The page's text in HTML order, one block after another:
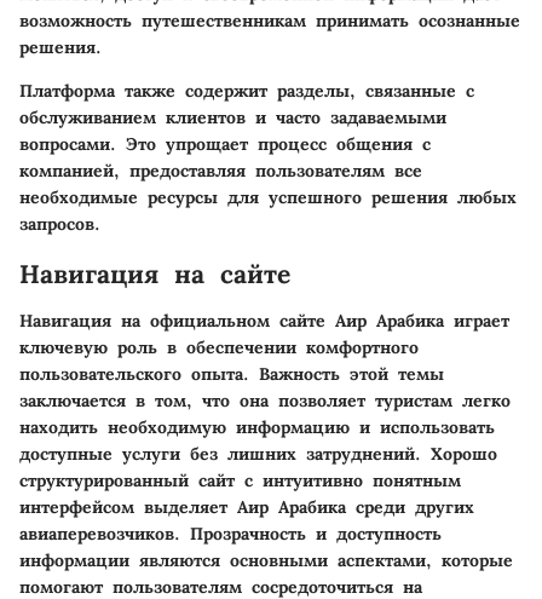
возможность путешественникам принимать осознанные
решения.
Платформа также содержит разделы, связанные с
обслуживанием клиентов и часто задаваемыми
вопросами. Это упрощает процесс общения с
компанией, предоставляя пользователям все
необходимые ресурсы для успешного решения любых
запросов.
Навигация на сайте
Навигация на официальном сайте Аир Арабика играет
ключевую роль в обеспечении комфортного
пользовательского опыта. Важность этой темы
заключается в том, что она позволяет туристам легко
находить необходимую информацию и использовать
доступные услуги без лишних затруднений. Хорошо
структурированный сайт с интуитивно понятным
интерфейсом выделяет Аир Арабика среди других
авиаперевозчиков. Прозрачность и доступность
информации являются основными аспектами, которые
помогают пользователям сосредоточиться на